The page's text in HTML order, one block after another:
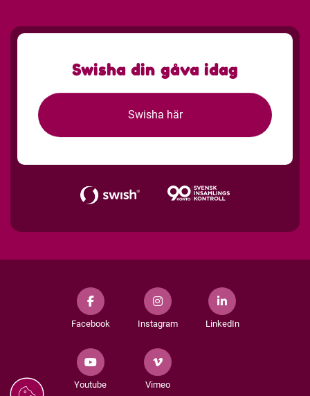
Swisha din gåva idag
Swisha här
Facebook Instagram LinkedIn
Youtube Vimeo